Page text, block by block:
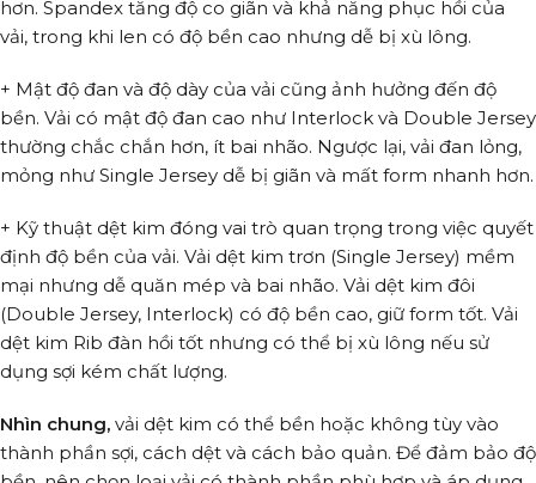
hơn. Spandex tăng độ co giãn và khả năng phục hồi của
vải, trong khi len có độ bền cao nhưng dễ bị xù lông.
+ Mật độ đan và độ dày của vải cũng ảnh hưởng đến độ
bền. Vải có mật độ đan cao như Interlock và Double Jersey
thường chắc chắn hơn, ít bai nhão. Ngược lại, vải đan lỏng,
mỏng như Single Jersey dễ bị giãn và mất form nhanh hơn.
+ Kỹ thuật dệt kim đóng vai trò quan trọng trong việc quyết
định độ bền của vải. Vải dệt kim trơn (Single Jersey) mềm
mại nhưng dễ quăn mép và bai nhão. Vải dệt kim đôi
(Double Jersey, Interlock) có độ bền cao, giữ form tốt. Vải
dệt kim Rib đàn hồi tốt nhưng có thể bị xù lông nếu sử
dụng sợi kém chất lượng.
Nhìn chung, vải dệt kim có thể bền hoặc không tùy vào
thành phần sợi, cách dệt và cách bảo quản. Để đảm bảo độ